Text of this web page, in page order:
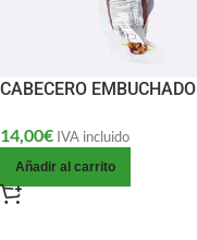
CABECERO EMBUCHADO
14,00€ IVA incluido
Añadir al carrito